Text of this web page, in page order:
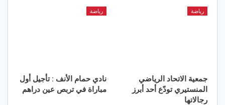
رياضة
جمعية الاتحاد الرياضي
المنستيري تودّع أحد أبرز
رجالاتها
رياضة
نادي حمام الأنف : تأجيل أول
مباراة في تربص عين دراهم